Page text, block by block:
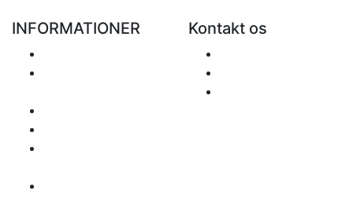
INFORMATIONER Kontakt os